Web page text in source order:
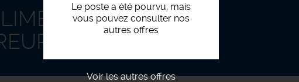
Le poste a été pourvu, mais
vous pouvez consulter nos
autres offres
Voir les autres offres
(H/F)